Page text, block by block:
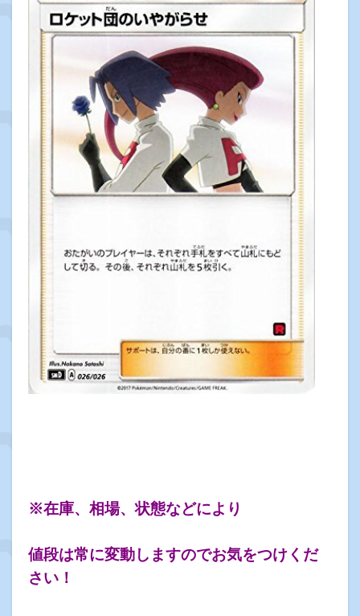
※在庫、相場、状態などにより
値段は常に変動しますのでお気をつけくだ
さい！